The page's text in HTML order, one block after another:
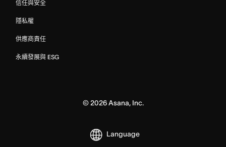
信任與安全
隱私權
供應商責任
永續發展與 ESG
© 2026Asana, Inc.
Language